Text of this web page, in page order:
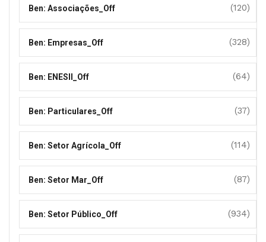
Ben: Associações_Off (120)
Ben: Empresas_Off (328)
Ben: ENESII_Off (64)
Ben: Particulares_Off (37)
Ben: Setor Agrícola_Off (114)
Ben: Setor Mar_Off (87)
Ben: Setor Público_Off (934)